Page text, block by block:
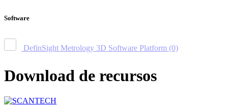
Software
DefinSight Metrology 3D Software Platform (0)
Download de recursos